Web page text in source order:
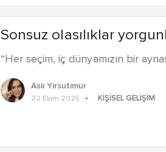
Sonsuz olasılıklar
“Her seçim, iç dünyamızın bir
Aslı Yirsutimur
22 Ekim 2025 KIŞISEL GELIŞIM